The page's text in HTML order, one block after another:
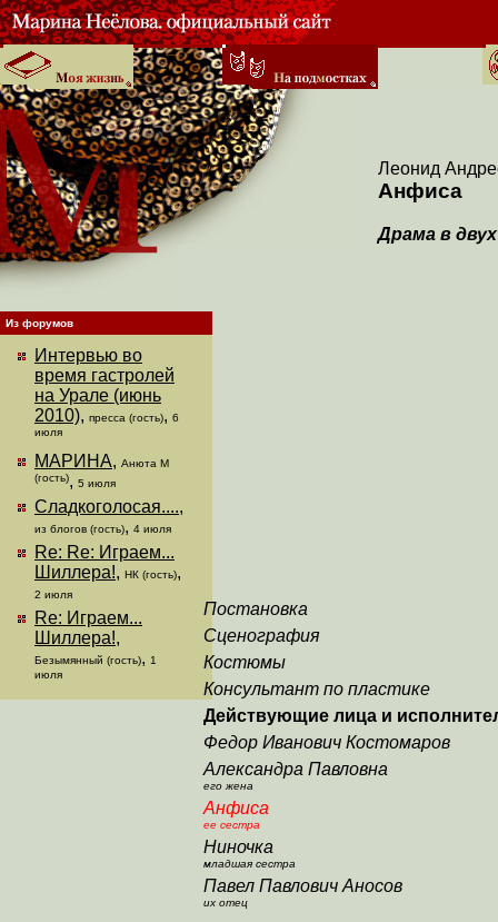
Из форумов
Интервью во
время гастролей
на Урале (июнь
2010), пресса (гость), 6
июля
МАРИНА, Анюта М
(гость), 5 июля
Сладкоголосая....,
из блогов (гость), 4 июля
Re: Re: Играем...
Шиллера!, НК (гость),
2 июля
Re: Играем...
Шиллера!,
Безымянный (гость), 1
июля
Леонид
Анфиса
Драма в
Постановка
Сценография
Костюмы
Консультант по пластике
Действующие лица и
Федор Иванович Костомаров
Александра Павловна
его жена
Анфиса
ее сестра
Ниночка
младшая сестра
Павел Павлович Аносов
их отец